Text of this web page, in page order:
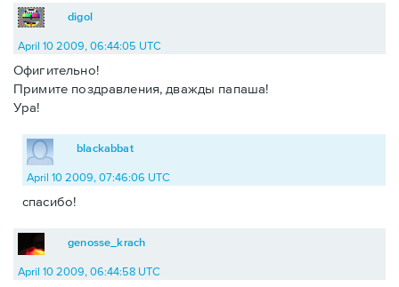
digol
April 10 2009, 06:44:05 UTC
Офигительно!
Примите поздравления, дважды папаша!
Ура!
blackabbat
April 10 2009, 07:46:06 UTC
спасибо!
genosse_krach
April 10 2009, 06:44:58 UTC